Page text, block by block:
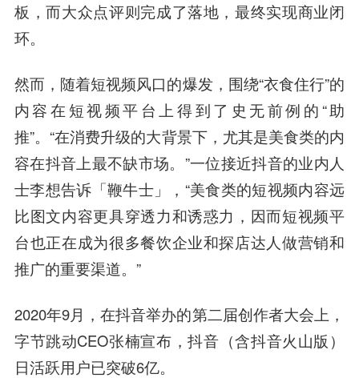
板，而大众点评则完成了落地，最终实现商业闭
环。
然而，随着短视频风口的爆发，围绕“衣食住行”的
内容在短视频平台上得到了史无前例的“助
推”。“在消费升级的大背景下，尤其是美食类的内
容在抖音上最不缺市场。”一位接近抖音的业内人
士李想告诉「鞭牛士」，“美食类的短视频内容远
比图文内容更具穿透力和诱惑力，因而短视频平
台也正在成为很多餐饮企业和探店达人做营销和
推广的重要渠道。”
2020年9月，在抖音举办的第二届创作者大会上，
字节跳动CEO张楠宣布，抖音（含抖音火山版）
日活跃用户已突破6亿。